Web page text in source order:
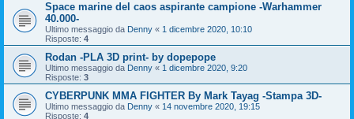
Space marine del caos aspirante campione -Warhammer
40.000-
Ultimo messaggio da Denny « 1 dicembre 2020, 10:10
Risposte: 4
Rodan -PLA 3D print- by dopepope
Ultimo messaggio da Denny « 1 dicembre 2020, 9:20
Risposte: 3
CYBERPUNK MMA FIGHTER By Mark Tayag -Stampa 3D-
Ultimo messaggio da Denny « 14 novembre 2020, 19:15
Risposte: 4